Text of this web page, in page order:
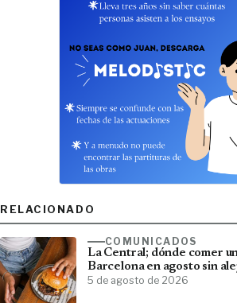
RELACIONADO
COMUNICADOS
La Central; dónde comer
Barcelona en agosto sin
5 de agosto de 2026